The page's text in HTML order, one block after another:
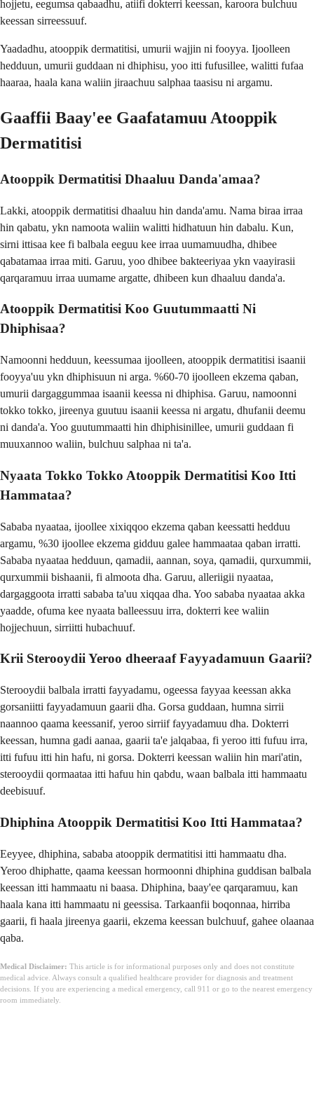
hojjetu, eegumsa qabaadhu, atiifi dokterri keessan, karoora bulchuu
keessan sirreessuuf.
Yaadadhu, atooppik dermatitisi, umurii wajjin ni fooyya. Ijoolleen
hedduun, umurii guddaan ni dhiphisu, yoo itti fufusillee, walitti fufaa
haaraa, haala kana waliin jiraachuu salphaa taasisu ni argamu.
Gaaffii Baay'ee Gaafatamuu Atooppik
Dermatitisi
Atooppik Dermatitisi Dhaaluu Danda'amaa?
Lakki, atooppik dermatitisi dhaaluu hin danda'amu. Nama biraa irraa
hin qabatu, ykn namoota waliin walitti hidhatuun hin dabalu. Kun,
sirni ittisaa kee fi balbala eeguu kee irraa uumamuudha, dhibee
qabatamaa irraa miti. Garuu, yoo dhibee bakteeriyaa ykn vaayirasii
qarqaramuu irraa uumame argatte, dhibeen kun dhaaluu danda'a.
Atooppik Dermatitisi Koo Guutummaatti Ni
Dhiphisaa?
Namoonni hedduun, keessumaa ijoolleen, atooppik dermatitisi isaanii
fooyya'uu ykn dhiphisuun ni arga. %60-70 ijoolleen ekzema qaban,
umurii dargaggummaa isaanii keessa ni dhiphisa. Garuu, namoonni
tokko tokko, jireenya guutuu isaanii keessa ni argatu, dhufanii deemu
ni danda'a. Yoo guutummaatti hin dhiphisinillee, umurii guddaan fi
muuxannoo waliin, bulchuu salphaa ni ta'a.
Nyaata Tokko Tokko Atooppik Dermatitisi Koo Itti
Hammataa?
Sababa nyaataa, ijoollee xixiqqoo ekzema qaban keessatti hedduu
argamu, %30 ijoollee ekzema gidduu galee hammaataa qaban irratti.
Sababa nyaataa hedduun, qamadii, aannan, soya, qamadii, qurxummii,
qurxummii bishaanii, fi almoota dha. Garuu, alleriigii nyaataa,
dargaggoota irratti sababa ta'uu xiqqaa dha. Yoo sababa nyaataa akka
yaadde, ofuma kee nyaata balleessuu irra, dokterri kee waliin
hojjechuun, sirriitti hubachuuf.
Krii Sterooydii Yeroo dheeraaf Fayyadamuun Gaarii?
Sterooydii balbala irratti fayyadamu, ogeessa fayyaa keessan akka
gorsaniitti fayyadamuun gaarii dha. Gorsa guddaan, humna sirrii
naannoo qaama keessanif, yeroo sirriif fayyadamuu dha. Dokterri
keessan, humna gadi aanaa, gaarii ta'e jalqabaa, fi yeroo itti fufuu irra,
itti fufuu itti hin hafu, ni gorsa. Dokterri keessan waliin hin mari'atin,
sterooydii qormaataa itti hafuu hin qabdu, waan balbala itti hammaatu
deebisuuf.
Dhiphina Atooppik Dermatitisi Koo Itti Hammataa?
Eeyyee, dhiphina, sababa atooppik dermatitisi itti hammaatu dha.
Yeroo dhiphatte, qaama keessan hormoonni dhiphina guddisan balbala
keessan itti hammaatu ni baasa. Dhiphina, baay'ee qarqaramuu, kan
haala kana itti hammaatu ni geessisa. Tarkaanfii boqonnaa, hirriba
gaarii, fi haala jireenya gaarii, ekzema keessan bulchuuf, gahee olaanaa
qaba.
Medical Disclaimer: This article is for informational purposes only and does not constitute
medical advice. Always consult a qualified healthcare provider for diagnosis and treatment
decisions. If you are experiencing a medical emergency, call 911 or go to the nearest emergency
room immediately.